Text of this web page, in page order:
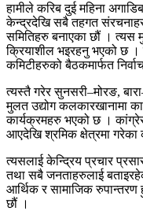
हामीले करिब दुई महिना
केन्द्रदेखि सबै तहगत
समितिहरु बनाएका छौं । त्यस
क्रियाशील भइरहनु भएको छ ।
कमिटीहरुको बैठकमार्फत
त्यस्तै गरेर सुनसरी–मोरङ,
मुलत उद्योग कलकारखानामा
कार्यक्रमहरु भएको छ ।
आएदेखि श्रमिक क्षेत्रमा गरेका
त्यसलाई केन्द्रिय प्रचार
तथा सबै जनताहरुलाई
आर्थिक र सामाजिक रुपान्तरण
छौं ।